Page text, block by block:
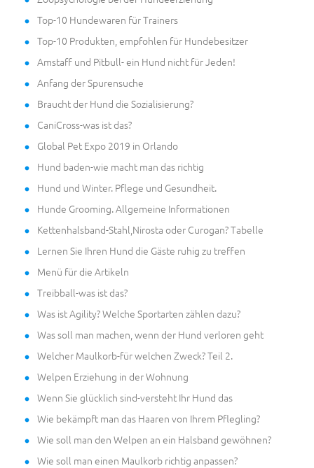
Top-10 Hundewaren für Trainers
Top-10 Produkten, empfohlen für Hundebesitzer
Amstaff und Pitbull- ein Hund nicht für Jeden!
Anfang der Spurensuche
Braucht der Hund die Sozialisierung?
CaniCross-was ist das?
Global Pet Expo 2019 in Orlando
Hund baden-wie macht man das richtig
Hund und Winter. Pflege und Gesundheit.
Hunde Grooming. Allgemeine Informationen
Kettenhalsband-Stahl,Nirosta oder Curogan? Tabelle
Lernen Sie Ihren Hund die Gäste ruhig zu treffen
Menü für die Artikeln
Treibball-was ist das?
Was ist Agility? Welche Sportarten zählen dazu?
Was soll man machen, wenn der Hund verloren geht
Welcher Maulkorb-für welchen Zweck? Teil 2.
Welpen Erziehung in der Wohnung
Wenn Sie glücklich sind-versteht Ihr Hund das
Wie bekämpft man das Haaren von Ihrem Pflegling?
Wie soll man den Welpen an ein Halsband gewöhnen?
Wie soll man einen Maulkorb richtig anpassen?